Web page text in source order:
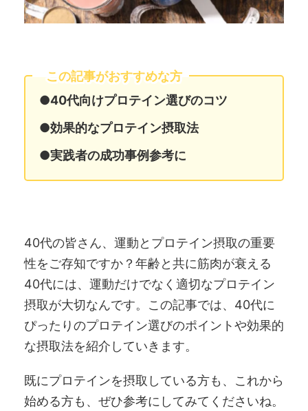
この記事がおすすめな方
●40代向けプロテイン選びのコツ
●効果的なプロテイン摂取法
●実践者の成功事例参考に
40代の皆さん、運動とプロテイン摂取の重要
性をご存知ですか？年齢と共に筋肉が衰える
40代には、運動だけでなく適切なプロテイン
摂取が大切なんです。この記事では、40代に
ぴったりのプロテイン選びのポイントや効果的
な摂取法を紹介していきます。
既にプロテインを摂取している方も、これから
始める方も、ぜひ参考にしてみてくださいね。